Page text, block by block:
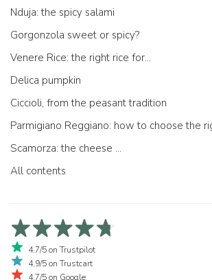
Nduja: the spicy salami
Gorgonzola sweet or spicy?
Venere Rice: the right rice for...
Delica pumpkin
Ciccioli, from the peasant tradition
Scamorza: the cheese ...
All contents
4,7/5 on Trustpilot
4,9/5 on Trustcart
4,7/5 on Google